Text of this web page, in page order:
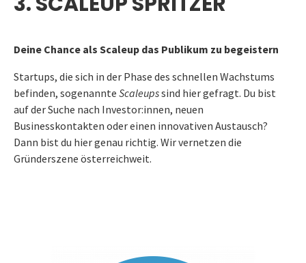
Deine Chance als Scaleup das Publikum zu begeistern
Startups, die sich in der Phase des schnellen Wachstums
befinden, sogenannte Scaleupssind hier gefragt. Du bist
auf der Suche nach Investor:innen, neuen
Businesskontakten oder einen innovativen Austausch?
Dann bist du hier genau richtig. Wir vernetzen die
Gründerszene österreichweit.